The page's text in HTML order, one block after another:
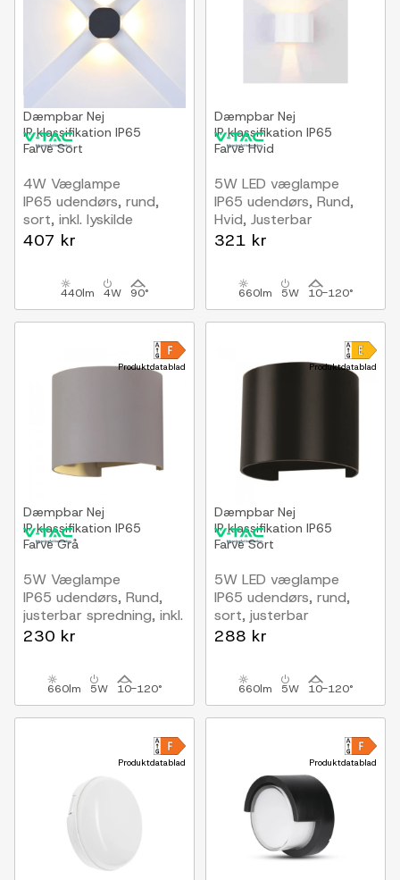
Dæmpbar Nej
IP klassifikation IP65
FarveSort
4W Væglampe
IP65 udendørs, rund,
sort, inkl. lyskilde
407 kr
440lm 4W 90°
Dæmpbar Nej
IP klassifikation IP65
FarveHvid
5W LED væglampe
IP65 udendørs, Rund,
Hvid, Justerbar
spredning, Inkl. lyskilde
321 kr
660lm 5W 10-120°
Produktdatablad
Dæmpbar Nej
IP klassifikation IP65
FarveGrå
5W Væglampe
IP65 udendørs, Rund,
justerbar spredning, inkl.
lyskilde, grå
230 kr
660lm 5W 10-120°
Produktdatablad
Dæmpbar Nej
IP klassifikation IP65
FarveSort
5W LED væglampe
IP65 udendørs, rund,
sort, justerbar
spredning, inkl. lyskilde
288 kr
660lm 5W 10-120°
Produktdatablad Produktdatablad